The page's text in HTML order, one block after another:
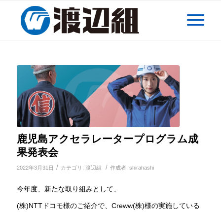
鹿児島アクセラレータープログラム成
果発表会
2022年3月31日 / カテゴリ: 渡辺組 / 作成者: shirahashi
今年度、新たな取り組みとして、
(株)NTTドコモ様のご紹介で、Creww(株)様の実施している